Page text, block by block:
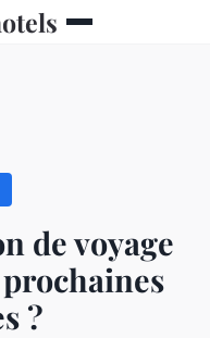
de voyage
?